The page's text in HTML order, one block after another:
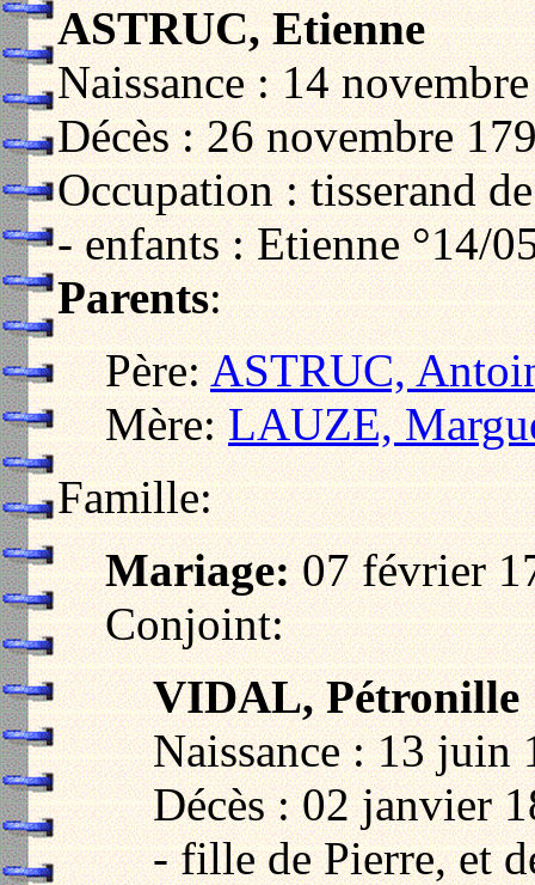
ASTRUC, Etienne
Naissance : 14
Décès : 26 novembre
Occupation : tisserand
- enfants : Etienne °14/
Parents:
Père:ASTRUC,
Mère:LAUZE,
Famille:
Mariage:07 février
Conjoint:
VIDAL, Pétronille
Naissance : 13 juin
Décès : 02 janvier
- fille de Pierre, et